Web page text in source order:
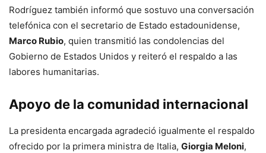
Rodríguez también informó que sostuvo una conversación
telefónica con el secretario de Estado estadounidense,
Marco Rubio, quien transmitió las condolencias del
Gobierno de Estados Unidos y reiteró el respaldo a las
labores humanitarias.
Apoyo de la comunidad internacional
La presidenta encargada agradeció igualmente el respaldo
ofrecido por la primera ministra de Italia, Giorgia Meloni,